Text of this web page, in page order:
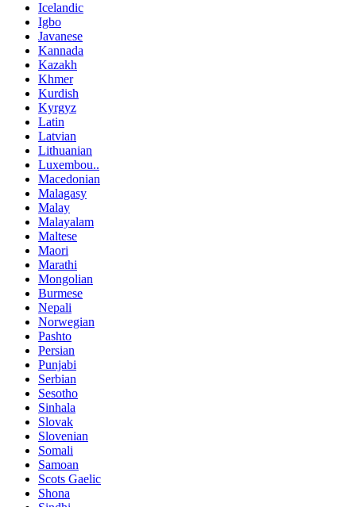
Icelandic
Igbo
Javanese
Kannada
Kazakh
Khmer
Kurdish
Kyrgyz
Latin
Latvian
Lithuanian
Luxembou..
Macedonian
Malagasy
Malay
Malayalam
Maltese
Maori
Marathi
Mongolian
Burmese
Nepali
Norwegian
Pashto
Persian
Punjabi
Serbian
Sesotho
Sinhala
Slovak
Slovenian
Somali
Samoan
Scots Gaelic
Shona